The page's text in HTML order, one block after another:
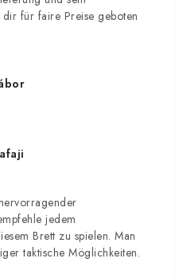
für faire Preise geboten
jedem
Brett zu spielen. Man
taktische Möglichkeiten.